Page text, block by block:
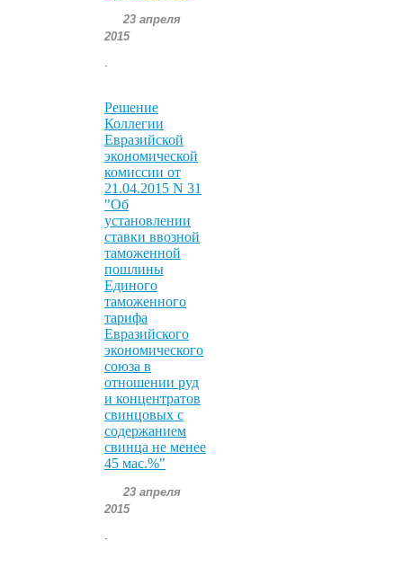
23 апреля
2015
Решение
Коллегии
Евразийской
экономической
комиссии от
21.04.2015 N 31
"Об
установлении
ставки ввозной
таможенной
пошлины
Единого
таможенного
тарифа
Евразийского
экономического
союза в
отношении руд
и концентратов
свинцовых с
содержанием
свинца не менее
45 мас.%"
23 апреля
2015
.